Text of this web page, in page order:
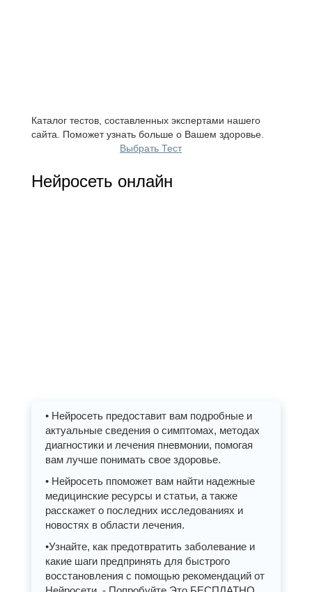
Каталог тестов, составленных экспертами нашего
сайта. Поможет узнать больше о Вашем здоровье.
Выбрать Тест
Нейросеть онлайн
• Нейросеть предоставит вам подробные и
актуальные сведения о симптомах, методах
диагностики и лечения пневмонии, помогая
вам лучше понимать свое здоровье.
• Нейросеть ппоможет вам найти надежные
медицинские ресурсы и статьи, а также
расскажет о последних исследованиях и
новостях в области лечения.
•Узнайте, как предотвратить заболевание и
какие шаги предпринять для быстрого
восстановления с помощью рекомендаций от